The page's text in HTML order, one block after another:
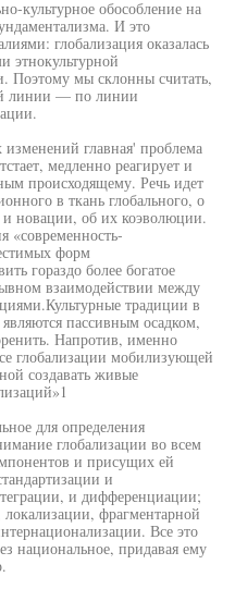
культурное обособление на
И это
глобализация оказалась
этнокультурной
Поэтому мы склонны считать,
линии — по линии
главная' проблема
медленно реагирует и
происходящему. Речь идет
в ткань глобального, о
новации, об их коэволюции.
«современность-
форм
гораздо более богатое
взаимодействии между
традиции в
пассивным осадком,
Напротив, именно
глобализации мобилизующей
создавать живые
для определения
глобализации во всем
и присущих ей
и
и дифференциации;
фрагментарной
Все это
национальное, придавая ему